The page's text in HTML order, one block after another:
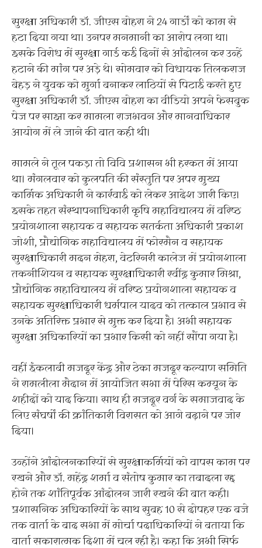
सुरक्षा अधिकारी डॉ. जीएस बोहरा ने 24 गार्डों को काम से
हटा दिया गया था। उनपर मनमानी का आरोप लगा था।
इसके विरोध में सुरक्षा गार्ड कई दिनों से आंदोलन कर उन्हें
हटाने की मांग पर अड़े थे। सोमवार को विधायक तिलकराज
बेहड़ ने युवक को मुर्गा बनाकर लाठियों से पिटाई करते हुए
सुरक्षा अधिकारी डॉ. जीएस बोहरा का वीडियो अपने फेसबुक
पेज पर साझा कर मामला राजभवन और मानवाधिकार
आयोग में ले जाने की बात कही थी।
मामले ने तूल पकड़ा तो विवि प्रशासन भी हरकत में आया
था। मंगलवार को कुलपति की संस्तुति पर अपर मुख्य
कार्मिक अधिकारी ने कार्रवाई को लेकर आदेश जारी किए।
इसके तहत संस्थापनाधिकारी कृषि महाविद्यालय में वरिष्ठ
प्रयोगशाला सहायक व सहायक सतर्कता अधिकारी प्रकाश
जोशी, प्रौद्योगिक महाविद्यालय में फोरमैन व सहायक
सुरक्षाधिकारी मदन मेहरा, वेटरिनरी कालेज में प्रयोगशाला
तकनीशियन व सहायक सुरक्षाधिकारी रवींद्र कुमार मिश्रा,
प्रौद्योगिक महाविद्यालय में वरिष्ठ प्रयोगशाला सहायक व
सहायक सुरक्षाधिकारी धर्मपाल यादव को तत्काल प्रभाव से
उनके अतिरिक्त प्रभार से मुक्त कर दिया है। अभी सहायक
सुरक्षा अधिकारियों का प्रभार किसी को नहीं सौंपा गया है।
वहीं इंकलाबी मजदूर केंद्र और ठेका मजदूर कल्याण समिति
ने रामलीला मैदान में आयोजित सभा में पेरिस कम्यून के
शहीदों को याद किया। साथ ही मजदूर वर्ग के समाजवाद के
लिए संघर्षों की क्रांतिकारी विरासत को आगे बढ़ाने पर जोर
दिया।
उन्होंने आंदोलनकारियों से सुरक्षाकर्मियों को वापस काम पर
रखने और डॉ. महेंद्र शर्मा व संतोष कुमार का तबादला रद्द
होने तक शांतिपूर्वक आंदोलन जारी रखने की बात कही।
प्रशासनिक अधिकारियों के साथ सुबह 10 से दोपहर एक बजे
तक वार्ता के बाद सभा में मोर्चा पदाधिकारियों ने बताया कि
वार्ता सकारात्मक दिशा में चल रही है। कहा कि अभी सिर्फ